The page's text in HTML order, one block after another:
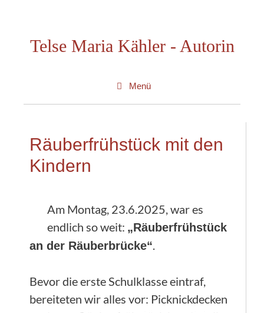
springenTelse Maria Kähler - Autorin
Menü
Räuberfrühstück mit den
Kindern
Am Montag, 23.6.2025, war es
endlich so weit: „Räuberfrühstück
an der Räuberbrücke“.
Bevor die erste Schulklasse eintraf,
bereiteten wir alles vor: Picknickdecken